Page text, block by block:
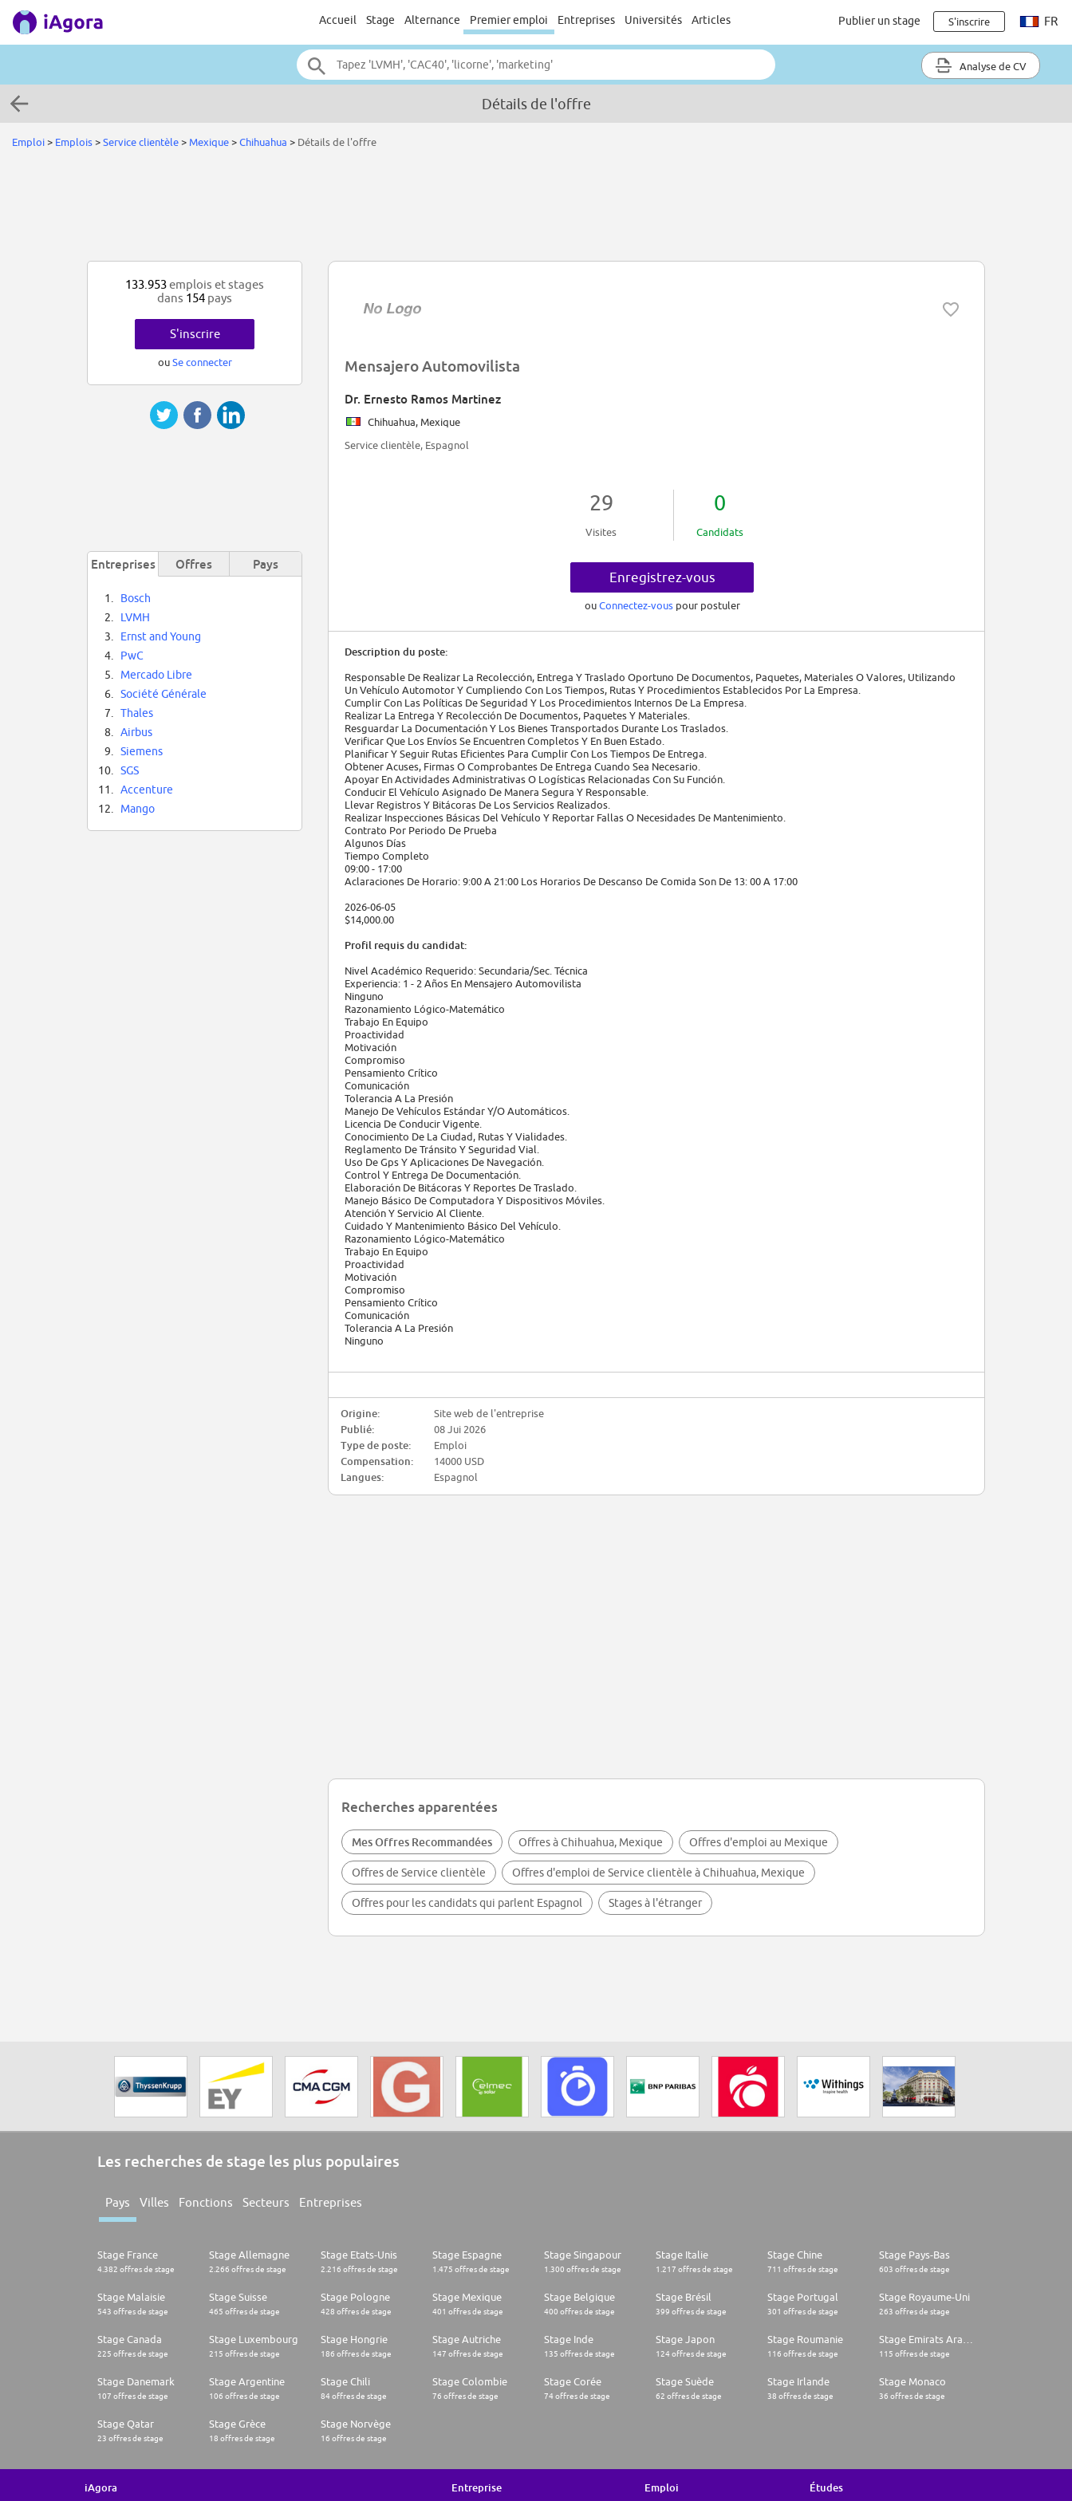
Accueil Stage Alternance Premier emploi Entreprises Universités Articles Publier un stage S'inscrire FR
Analyse de CV
Détails de l'offre
Emploi> Emplois>Service clientèle> Mexique>Chihuahua > Détails de l'offre
Mensajero Automovilista
Dr. Ernesto Ramos Martinez
Chihuahua, Mexique
Service clientèle, Espagnol
29
Visites
0
Candidats
Enregistrez-vous
ouConnectez-vous pour postuler
Description du poste:
Responsable De Realizar La Recolección, Entrega Y Traslado Oportuno De Documentos, Paquetes, Materiales O Valores, Utilizando
Un Vehículo Automotor Y Cumpliendo Con Los Tiempos, Rutas Y Procedimientos Establecidos Por La Empresa.
Cumplir Con Las Políticas De Seguridad Y Los Procedimientos Internos De La Empresa.
Realizar La Entrega Y Recolección De Documentos, Paquetes Y Materiales.
Resguardar La Documentación Y Los Bienes Transportados Durante Los Traslados.
Verificar Que Los Envíos Se Encuentren Completos Y En Buen Estado.
Planificar Y Seguir Rutas Eficientes Para Cumplir Con Los Tiempos De Entrega.
Obtener Acuses, Firmas O Comprobantes De Entrega Cuando Sea Necesario.
Apoyar En Actividades Administrativas O Logísticas Relacionadas Con Su Función.
Conducir El Vehículo Asignado De Manera Segura Y Responsable.
Llevar Registros Y Bitácoras De Los Servicios Realizados.
Realizar Inspecciones Básicas Del Vehículo Y Reportar Fallas O Necesidades De Mantenimiento.
Contrato Por Periodo De Prueba
Algunos Días
Tiempo Completo
09:00 - 17:00
Aclaraciones De Horario: 9:00 A 21:00 Los Horarios De Descanso De Comida Son De 13: 00 A 17:00
2026-06-05
$14,000.00
Profil requis du candidat:
Nivel Académico Requerido: Secundaria/Sec. Técnica
Experiencia: 1 - 2 Años En Mensajero Automovilista
Ninguno
Razonamiento Lógico-Matemático
Trabajo En Equipo
Proactividad
Motivación
Compromiso
Pensamiento Crítico
Comunicación
Tolerancia A La Presión
Manejo De Vehículos Estándar Y/O Automáticos.
Licencia De Conducir Vigente.
Conocimiento De La Ciudad, Rutas Y Vialidades.
Reglamento De Tránsito Y Seguridad Vial.
Uso De Gps Y Aplicaciones De Navegación.
Control Y Entrega De Documentación.
Elaboración De Bitácoras Y Reportes De Traslado.
Manejo Básico De Computadora Y Dispositivos Móviles.
Atención Y Servicio Al Cliente.
Cuidado Y Mantenimiento Básico Del Vehículo.
Razonamiento Lógico-Matemático
Trabajo En Equipo
Proactividad
Motivación
Compromiso
Pensamiento Crítico
Comunicación
Tolerancia A La Presión
Ninguno
Origine:
Site web de l'entreprise
Publié:
08 Jui 2026
Type de poste:
Emploi
Compensation:
14000 USD
Langues:
Espagnol
Recherches apparentées
Mes Offres Recommandées Offres à Chihuahua, Mexique Offres d'emploi au Mexique
Offres de Service clientèle Offres d'emploi de Service clientèle à Chihuahua, Mexique
Offres pour les candidats qui parlent Espagnol Stages à l'étranger
133.953emplois et stages
dans 154 pays
S'inscrire
ouSe connecter
Entreprises Offres Pays
1.
Bosch
2.
LVMH
3.
Ernst and Young
4.
PwC
5.
Mercado Libre
6.
Société Générale
7.
Thales
8.
Airbus
9.
Siemens
10.
SGS
11.
Accenture
12.
Mango
Les recherches de stage les plus populaires
Pays Villes Fonctions Secteurs Entreprises
Stage France
4.382 offres de stage
Stage Allemagne
2.266 offres de stage
Stage Etats-Unis
2.216 offres de stage
Stage Espagne
1.475 offres de stage
Stage Singapour
1.300 offres de stage
Stage Italie
1.217 offres de stage
Stage Chine
711 offres de stage
Stage Pays-Bas
603 offres de stage
Stage Malaisie
543 offres de stage
Stage Suisse
465 offres de stage
Stage Pologne
428 offres de stage
Stage Mexique
401 offres de stage
Stage Belgique
400 offres de stage
Stage Brésil
399 offres de stage
Stage Portugal
301 offres de stage
Stage Royaume-Uni
263 offres de stage
Stage Canada
225 offres de stage
Stage Luxembourg
215 offres de stage
Stage Hongrie
186 offres de stage
Stage Autriche
147 offres de stage
Stage Inde
135 offres de stage
Stage Japon
124 offres de stage
Stage Roumanie
116 offres de stage 115 offres de stage
Stage Danemark
107 offres de stage
Stage Argentine
106 offres de stage
Stage Chili
84 offres de stage
Stage Colombie
76 offres de stage
Stage Corée
74 offres de stage
Stage Suède
62 offres de stage
Stage Irlande
38 offres de stage
Stage Monaco
36 offres de stage
Stage Qatar
23 offres de stage
Stage Grèce
18 offres de stage
Stage Norvège
16 offres de stage
iAgora Entreprise Emploi Études